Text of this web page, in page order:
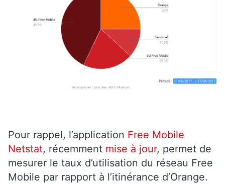
Pour rappel, l’application Free Mobile
Netstat, récemment mise à jour, permet de
mesurer le taux d’utilisation du réseau Free
Mobile par rapport à l’itinérance d’Orange.